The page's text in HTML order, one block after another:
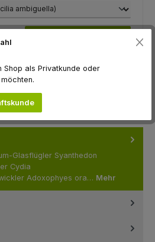
Wert ein oder benutze die
Glasflügler Syanthedon
Cydia
Adoxophyes ora… Mehr
Shop als Privatkunde oder